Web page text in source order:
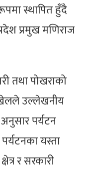
स्थापित हुँदै
प्रमुख मणिराज
तथा पोखराको
खेलले उल्लेखनीय
पर्यटन
यस्ता
र सरकारी